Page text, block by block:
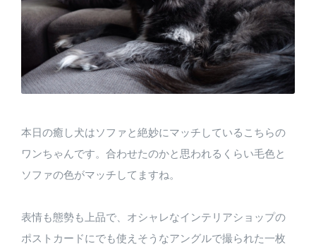
本日の癒し犬はソファと絶妙にマッチしているこちらの
ワンちゃんです。合わせたのかと思われるくらい毛色と
ソファの色がマッチしてますね。
表情も態勢も上品で、オシャレなインテリアショップの
ポストカードにでも使えそうなアングルで撮られた一枚